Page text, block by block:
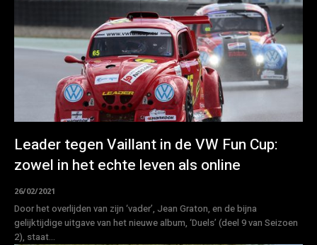
Leader tegen Vaillant in de VW Fun Cup:
zowel in het echte leven als online
26/02/2021
Door het overlijden van zijn ‘vader’, Jean Graton, en de bijna
gelijktijdige uitgave van het nieuwe album, ‘Duels’ (deel 9 van Seizoen
2), staat...